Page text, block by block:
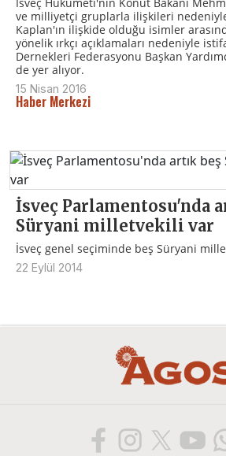
ve milliyetçi gruplarla ilişkileri
Kaplan'ın ilişkide olduğu isimler
yönelik ırkçı açıklamaları nedeniyle
Dernekleri Federasyonu Başkan
de yer alıyor.
15 Nisan 2016
Haber Merkezi
İsveç Parlamentosu'nda
Süryani milletvekili var
İsveç genel seçiminde beş Süryani
22 Eylül 2014